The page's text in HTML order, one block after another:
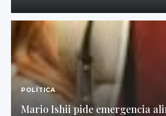
POLÍTICA
Mario Ishii pide emergencia